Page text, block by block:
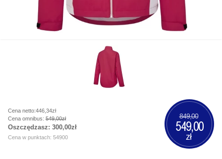
Cena netto:446,34zł
Cena omnibus: 549,00zł
Oszczędzasz: 300,00zł
Cena w punktach: 54900
849,00
549,00
zł